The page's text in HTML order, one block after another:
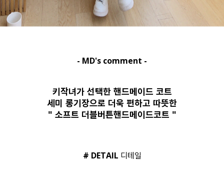
- MD's comment -
키작녀가 선택한 핸드메이드 코트
세미 롱기장으로 더욱 편하고 따뜻한
" 소프트 더블버튼핸드메이드코트 "
# DETAIL 디테일